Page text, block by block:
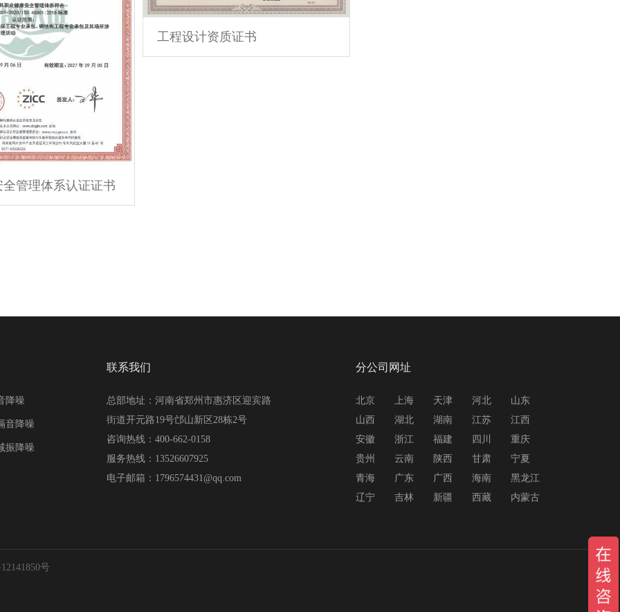
管理体系认证证书
工程设计资质证书
降噪
音降噪
振降噪
联系我们
总部地址：河南省郑州市惠济区迎宾路
街道开元路19号邙山新区28栋2号
咨询热线：400-662-0158
服务热线：13526607925
电子邮箱：1796574431@qq.com
分公司网址
北京 上海 天津 河北
山东
山西
湖北 湖南 江苏
江西
安徽
浙江 福建 四川
重庆
贵州
云南 陕西 甘肃
宁夏
青海
广东 广西 海南
黑龙江
辽宁
吉林 新疆 西藏 内蒙古
号